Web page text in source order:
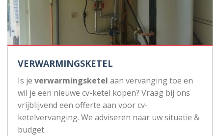
VERWARMINGSKETEL
Is je verwarmingsketel aan vervanging toe en
wil je een nieuwe cv-ketel kopen? Vraag bij ons
vrijblijvend een offerte aan voor cv-
ketelvervanging. We adviseren naar uw situatie &
budget.